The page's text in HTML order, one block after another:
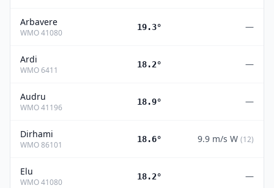
Arbavere
WMO41080
19.3° —
Ardi
WMO6411
18.2° —
Audru
WMO41196
18.9° —
Dirhami
WMO86101
18.6° 9.9 m/s W (12)
Elu
WMO41080
18.2° —